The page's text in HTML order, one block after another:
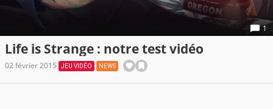
1
Life is Strange : notre test vidéo
02 février 2015 JEU VIDÉO NEWS